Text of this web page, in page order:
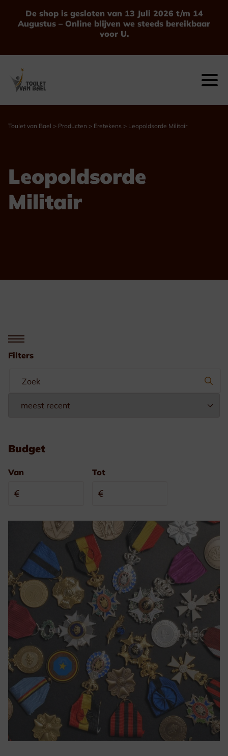
De shop is gesloten van 13 Juli 2026 t/m 14
Augustus – Online blijven we steeds bereikbaar
voor U.
Toulet van Bael > Producten > Eretekens > Leopoldsorde Militair
Leopoldsorde
Militair
Filters
Budget
Van Tot